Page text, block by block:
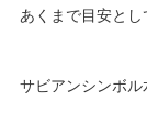
あくまで目安と
サビアンシンボル